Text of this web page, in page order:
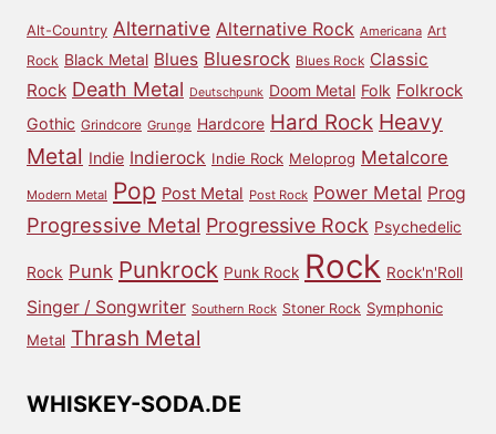
Alt-Country Alternative Alternative Rock Americana Art
Rock Black Metal Blues Bluesrock Blues Rock Classic
Rock Death Metal Deutschpunk Doom Metal Folk Folkrock
Gothic Grindcore Grunge Hardcore Hard Rock Heavy
Metal Indie Indierock Indie Rock Meloprog Metalcore
Modern Metal Pop Post Metal Post Rock Power Metal Prog
Progressive Metal Progressive Rock Psychedelic
Rock Punk Punkrock Punk Rock Rock Rock'n'Roll
Singer / Songwriter Southern Rock Stoner Rock Symphonic
Metal Thrash Metal
WHISKEY-SODA.DE